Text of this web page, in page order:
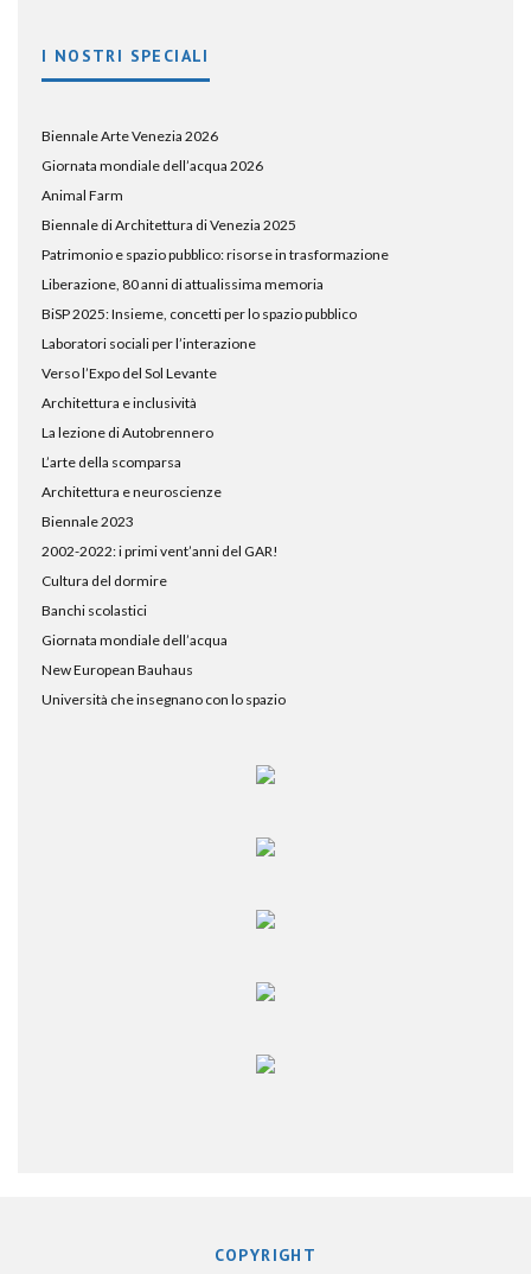
I NOSTRI SPECIALI
Biennale Arte Venezia 2026
Giornata mondiale dell’acqua 2026
Animal Farm
Biennale di Architettura di Venezia 2025
Patrimonio e spazio pubblico: risorse in trasformazione
Liberazione, 80 anni di attualissima memoria
BiSP 2025: Insieme, concetti per lo spazio pubblico
Laboratori sociali per l’interazione
Verso l’Expo del Sol Levante
Architettura e inclusività
La lezione di Autobrennero
L’arte della scomparsa
Architettura e neuroscienze
Biennale 2023
2002-2022: i primi vent’anni del GAR!
Cultura del dormire
Banchi scolastici
Giornata mondiale dell’acqua
New European Bauhaus
Università che insegnano con lo spazio
COPYRIGHT